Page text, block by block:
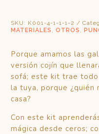
SKU: K001-4-1-1-1-2
MATERIALES ,OTROS ,
Porque amamos las
versión cojín que
sofá; este kit trae
la tuya, porque ¿quién
casa?
Con este kit
mágica desde ceros;